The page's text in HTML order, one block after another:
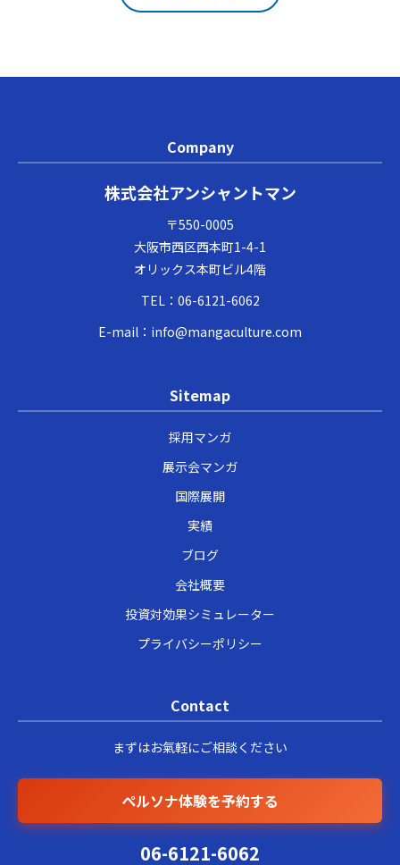
Company
株式会社アンシャントマン
〒550-0005
大阪市西区西本町1-4-1
オリックス本町ビル4階
TEL： 06-6121-6062
E-mail： info@mangaculture.com
Sitemap
採用マンガ
展示会マンガ
国際展開
実績
ブログ
会社概要
投資対効果シミュレーター
プライバシーポリシー
Contact
まずはお氣軽にご相談ください
ペルソナ体験を予約する
06-6121-6062